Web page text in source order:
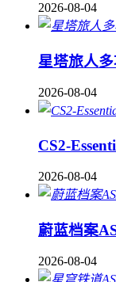
2026-08-04
星塔旅人
2026-08-04
CS2-
2026-08-04
蔚蓝档案
2026-08-04